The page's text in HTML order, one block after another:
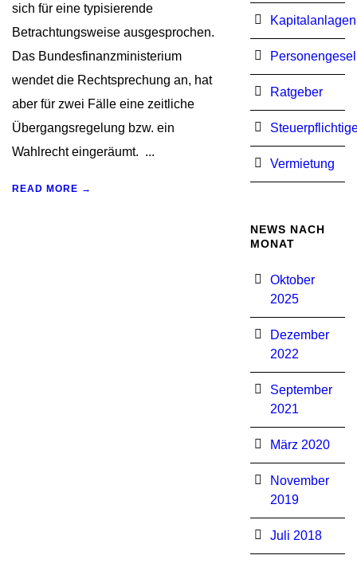
sich für eine typisierende
Betrachtungsweise ausgesprochen.
Das Bundesfinanzministerium
wendet die Rechtsprechung an, hat
aber für zwei Fälle eine zeitliche
Übergangsregelung bzw. ein
Wahlrecht eingeräumt. ...
READ MORE →
Kapitalanlagen
Ratgeber
Vermietung
NEWS NACH
MONAT
Oktober
2025
Dezember
2022
September
2021
März 2020
November
2019
Juli 2018